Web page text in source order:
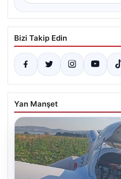
Bizi Takip Edin
Yan Manşet